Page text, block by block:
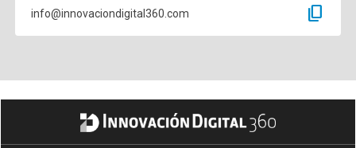
info@innovaciondigital360.com content_copy